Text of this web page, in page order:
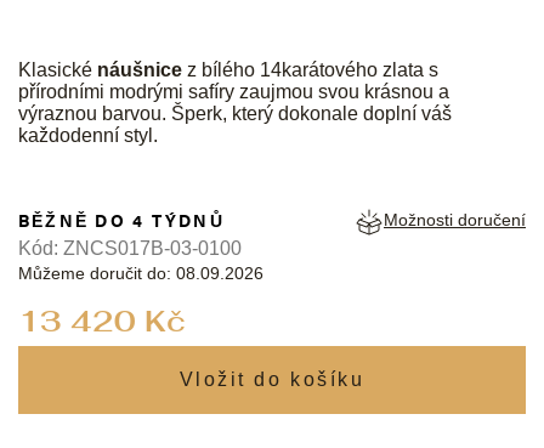
Klasické náušnice z bílého 14karátového zlata s
přírodními modrými safíry zaujmou svou krásnou a
výraznou barvou. Šperk, který dokonale doplní váš
každodenní styl.
13 420 Kč
BĚŽNĚ DO 4 TÝDNŮ
Můžeme doručit do: 08.09.2026
Možnosti doručení
Kód: ZNCS017B-03-0100